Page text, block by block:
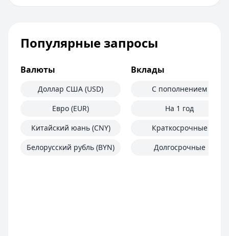
Популярные запросы
Валюты
Доллар США (USD)
Евро (EUR)
Китайский юань (CNY)
Белорусский рубль (BYN)
Вклады
С пополнением
На 1 год
Краткосрочные
Долгосрочные